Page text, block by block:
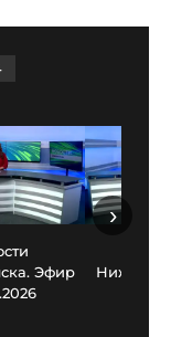
Эфир
›